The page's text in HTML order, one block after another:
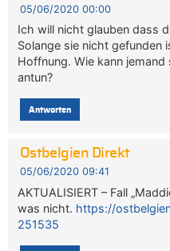
05/06/2020 00:00
Ich will nicht glauben dass
Solange sie nicht gefunden
Hoffnung. Wie kann
antun?
Antworten
Ostbelgien Direkt
05/06/2020 09:41
AKTUALISIERT – Fall
was nicht. https://
251535